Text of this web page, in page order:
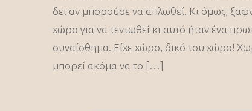
δει αν μπορούσε να απλωθεί. Κι όμως,
χώρο για να τεντωθεί κι αυτό ήταν ένα
συναίσθημα. Είχε χώρο, δικό του χώρο!
μπορεί ακόμα να το […]